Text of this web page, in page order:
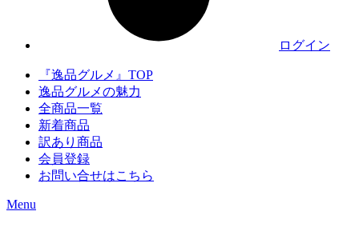
ログイン
『逸品グルメ』TOP
逸品グルメの魅力
全商品一覧
新着商品
訳あり商品
会員登録
お問い合せはこちら
Menu